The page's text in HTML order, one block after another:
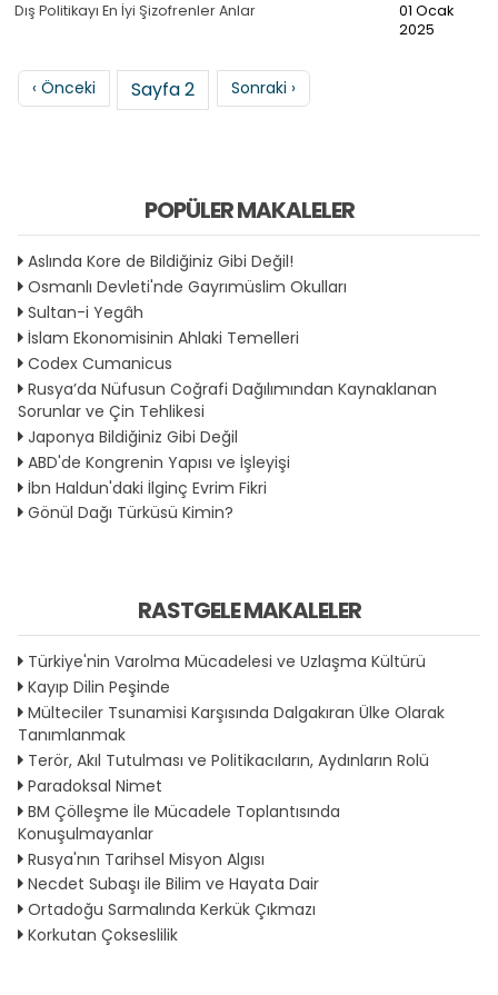
Dış Politikayı En İyi Şizofrenler Anlar
01 Ocak
2025
Sayfalama
Önceki sayfa
‹ Önceki Sayfa 2 Sonraki sayfa
Sonraki ›
POPÜLER MAKALELER
Aslında Kore de Bildiğiniz Gibi Değil!
Osmanlı Devleti'nde Gayrımüslim Okulları
Sultan-i Yegâh
İslam Ekonomisinin Ahlaki Temelleri
Codex Cumanicus
Rusya’da Nüfusun Coğrafi Dağılımından Kaynaklanan
Sorunlar ve Çin Tehlikesi
Japonya Bildiğiniz Gibi Değil
ABD'de Kongrenin Yapısı ve İşleyişi
İbn Haldun'daki İlginç Evrim Fikri
Gönül Dağı Türküsü Kimin?
RASTGELE MAKALELER
Türkiye'nin Varolma Mücadelesi ve Uzlaşma Kültürü
Kayıp Dilin Peşinde
Mülteciler Tsunamisi Karşısında Dalgakıran Ülke Olarak
Tanımlanmak
Terör, Akıl Tutulması ve Politikacıların, Aydınların Rolü
Paradoksal Nimet
BM Çölleşme İle Mücadele Toplantısında
Konuşulmayanlar
Rusya'nın Tarihsel Misyon Algısı
Necdet Subaşı ile Bilim ve Hayata Dair
Ortadoğu Sarmalında Kerkük Çıkmazı
Korkutan Çokseslilik